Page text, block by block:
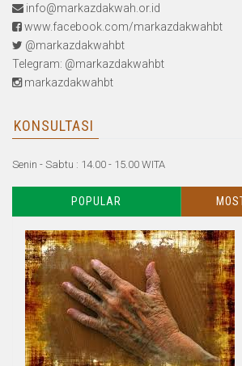
info@markazdakwah.or.id
www.facebook.com/markazdakwahbt
@markazdakwahbt
Telegram: @markazdakwahbt
markazdakwahbt
KONSULTASI
Senin - Sabtu : 14.00 - 15.00 WITA
POPULAR